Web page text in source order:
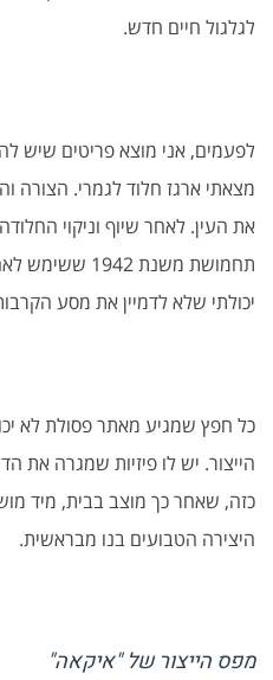
לגלגול חיים חדש.
לפעמים, אני מוצא פריטים שיש
מצאתי ארגז חלוד לגמרי. הצורה
את העין. לאחר שיוף וניקוי
תחמושת משנת
יכולתי שלא לדמיין את מסע
כל חפץ שמגיע מאתר פסולת לא
הייצור. יש לו פיזיות שמגרה את
כזה, שאחר כך מוצב בבית, מיד
היצירה הטבועים בנו מבראשית.
מפס הייצור של "איקאה"